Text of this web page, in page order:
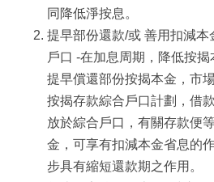
同降低淨按息。
提早部份還款/或 善用扣減
戶口 -在加息周期，降低按
提早償還部份按揭本金，市
按揭存款綜合戶口計劃，借
放於綜合戶口，有關存款便
金，可享有扣減本金省息的
步具有縮短還款期之作用。